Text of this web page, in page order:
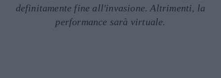
definitamente fine all'invasione. Altrimenti, la
performance sarà virtuale.